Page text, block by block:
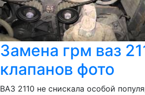
Замена грм ваз
клапанов фото
ВАЗ 2110 не снискала особой